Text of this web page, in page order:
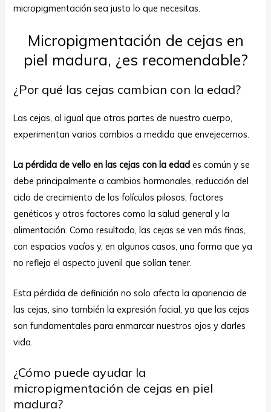
micropigmentación sea justo lo que necesitas.
Micropigmentación de cejas en
piel madura, ¿es recomendable?
¿Por qué las cejas cambian con la edad?
Las cejas, al igual que otras partes de nuestro cuerpo,
experimentan varios cambios a medida que envejecemos.
La pérdida de vello en las cejas con la edad es común y se
debe principalmente a cambios hormonales, reducción del
ciclo de crecimiento de los folículos pilosos, factores
genéticos y otros factores como la salud general y la
alimentación. Como resultado, las cejas se ven más finas,
con espacios vacíos y, en algunos casos, una forma que ya
no refleja el aspecto juvenil que solían tener.
Esta pérdida de definición no solo afecta la apariencia de
las cejas, sino también la expresión facial, ya que las cejas
son fundamentales para enmarcar nuestros ojos y darles
vida.
¿Cómo puede ayudar la
micropigmentación de cejas en piel
madura?